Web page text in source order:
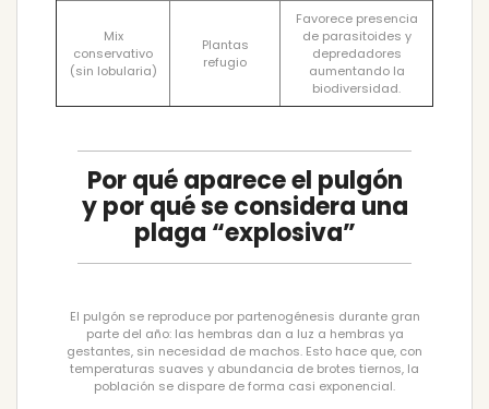
Mix
conservativo
(sin lobularia)
Plantas
refugio
Favorece presencia
de parasitoides y
depredadores
aumentando la
biodiversidad.
Por qué aparece el pulgón
y por qué se considera una
plaga “explosiva”
El pulgón se reproduce por partenogénesis durante gran
parte del año: las hembras dan a luz a hembras ya
gestantes, sin necesidad de machos. Esto hace que, con
temperaturas suaves y abundancia de brotes tiernos, la
población se dispare de forma casi exponencial.